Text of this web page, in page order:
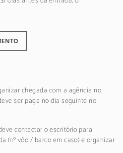
chegada com a agência no
ser paga no dia seguinte no
contactar o escritório para
(nº vôo / barco em caso) e organizar